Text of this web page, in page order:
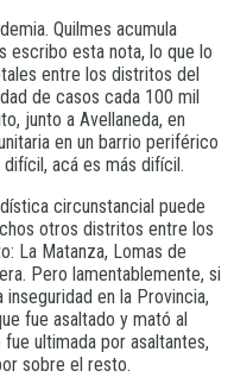
Quilmes acumula
escribo esta nota, lo que lo
entre los distritos del
de casos cada 100 mil
junto a Avellaneda, en
en un barrio periférico
acá es más difícil.
circunstancial puede
otros distritos entre los
La Matanza, Lomas de
Pero lamentablemente, si
en la Provincia,
fue asaltado y mató al
ultimada por asaltantes,
sobre el resto.